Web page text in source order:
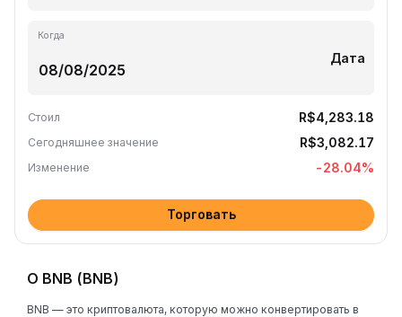
Когда
Дата
Стоил R$4,283.18
Сегодняшнее значение R$3,082.17
Изменение -28.04%
Торговать
О BNB (BNB)
BNB — это криптовалюта, которую можно конвертировать в